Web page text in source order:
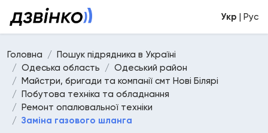
Укр | Рус
Головна
Пошук підрядника в Україні
Одеська область
Одеський район
Майстри, бригади та компанії смт Нові Білярі
Побутова техніка та обладнання
Ремонт опалювальної техніки
Заміна газового шланга